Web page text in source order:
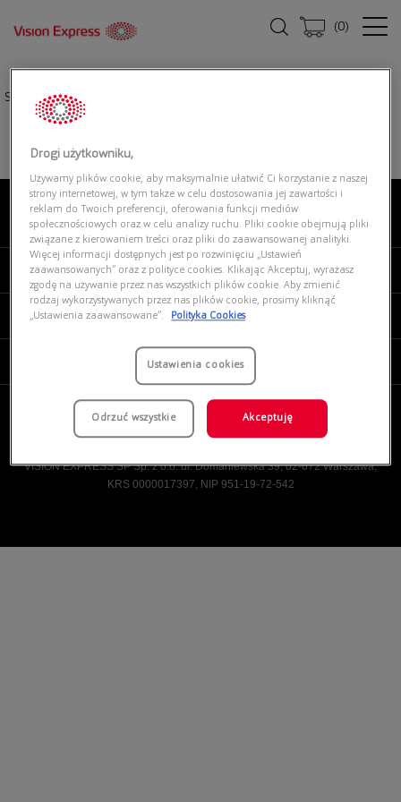
(0)
Strona główna|
O NAS
MOJE VISION EXPRESS
PRODUKTY I USŁUGI
VISION EXPRESS SP Sp. z o.o. ul. Domaniewska 39, 02-672 Warszawa,
KRS 0000017397, NIP 951-19-72-542
Drogi użytkowniku,
Używamy plików cookie, aby maksymalnie ułatwić Ci korzystanie z naszej
strony internetowej, w tym także w celu dostosowania jej zawartości i
reklam do Twoich preferencji, oferowania funkcji mediów
społecznościowych oraz w celu analizy ruchu. Pliki cookie obejmują pliki
związane z kierowaniem treści oraz pliki do zaawansowanej analityki.
Więcej informacji dostępnych jest po rozwinięciu „Ustawień
zaawansowanych” oraz z polityce cookies. Klikając Akceptuj, wyrażasz
zgodę na używanie przez nas wszystkich plików cookie. Aby zmienić
rodzaj wykorzystywanych przez nas plików cookie, prosimy kliknąć
„Ustawienia zaawansowane”.
Polityka Cookies
Ustawienia cookies
Odrzuć wszystkie Akceptuję